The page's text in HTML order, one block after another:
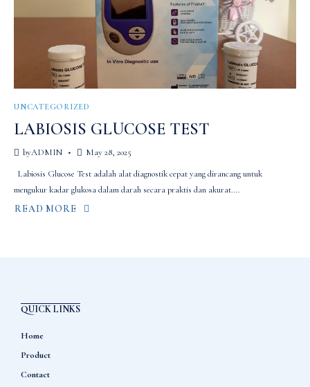
UNCATEGORIZED
LABIOSIS GLUCOSE TEST
byADMIN
May 28, 2025
Labiosis Glucose Test adalah alat diagnostik cepat yang dirancang untuk
mengukur kadar glukosa dalam darah secara praktis dan akurat….
READ MORE
ABOUT
QUICK LINKS
Home
Product
Contact